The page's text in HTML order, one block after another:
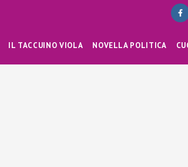
IL TACCUINO VIOLA NOVELLA POLITICA